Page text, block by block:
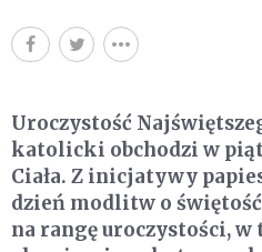
Uroczystość
katolicki obchodzi w
Ciała. Z inicjatywy
dzień modlitw o świętość
na rangę uroczystości,